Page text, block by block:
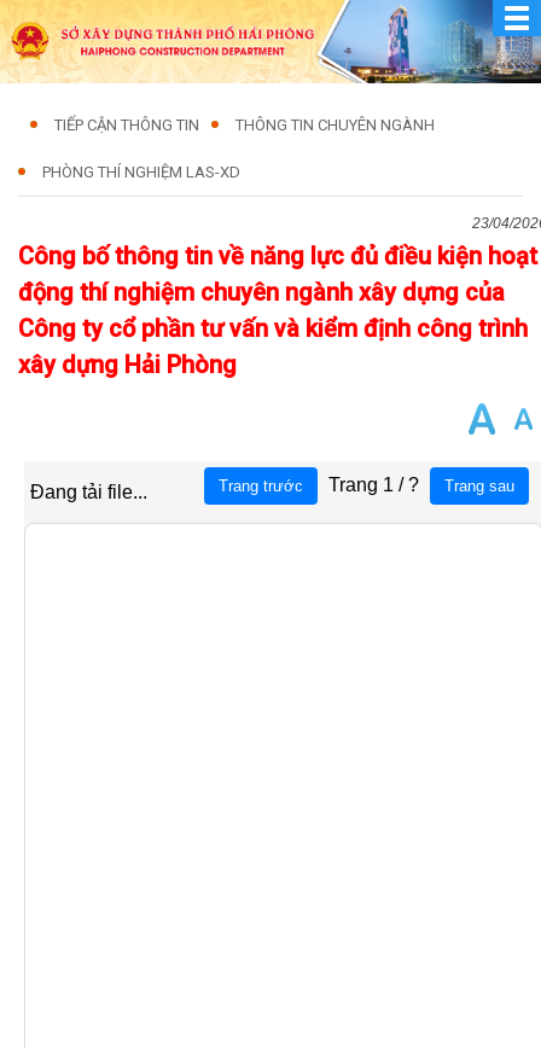
TIẾP CẬN THÔNG TIN THÔNG TIN CHUYÊN NGÀNH
PHÒNG THÍ NGHIỆM LAS-XD
23/04/
Công bố thông tin về năng lực đủ điều kiện hoạt
động thí nghiệm chuyên ngành xây dựng của
Công ty cổ phần tư vấn và kiểm định công trình
xây dựng Hải Phòng